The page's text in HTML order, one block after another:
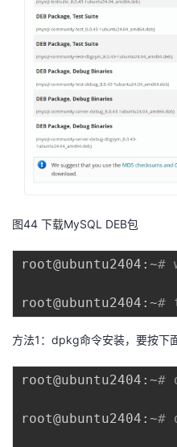
图44 下载MySQL DEB包
root@ubuntu2404:~#
root@ubuntu2404:~#
方法1：dpkg命令安装，要按下
root@ubuntu2404:~#
root@ubuntu2404:~#